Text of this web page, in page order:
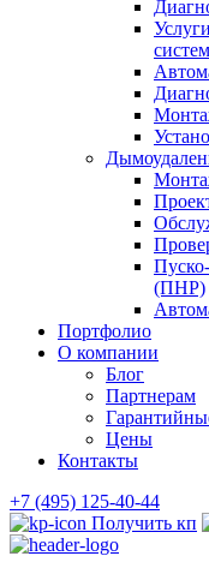
(ПНР)
Портфолио
О компании
Блог
Партнерам
Цены
Контакты
+7 (495) 125-40-44
Получить кп